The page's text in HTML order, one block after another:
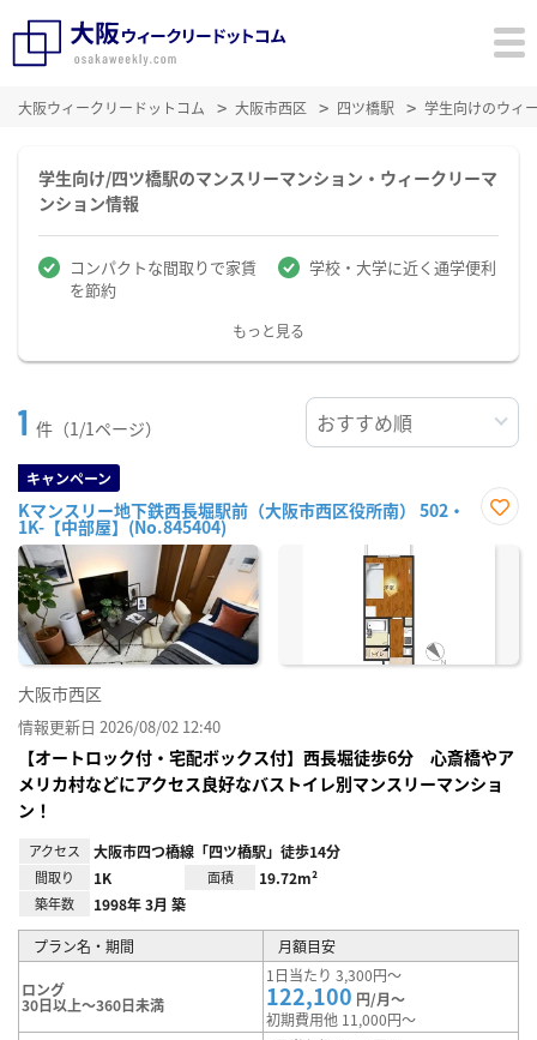
大阪ウィークリードットコム 大阪市西区 四ツ橋駅 学生向けのウィ
学生向け/四ツ橋駅のマンスリーマンション・ウィークリーマ
ンション情報
コンパクトな間取りで家賃
を節約
学校・大学に近く通学便利
もっと見る
1 件（1/1ページ）
キャンペーン
Kマンスリー地下鉄西長堀駅前（大阪市西区役所南） 502・
1K-【中部屋】(No.845404)
に入
大阪市西区
情報更新日 2026/08/02 12:40
【オートロック付・宅配ボックス付】西長堀徒歩6分 心斎橋やア
メリカ村などにアクセス良好なバストイレ別マンスリーマンショ
ン！
アクセス 大阪市四つ橋線「四ツ橋駅」徒歩14分
間取り 1K 面積 19.72m²
築年数 1998年 3月 築
プラン名・期間 月額目安
ロング
30日以上～360日未満
1日当たり 3,300円～
122,100 円/月～
初期費用他 11,000円～